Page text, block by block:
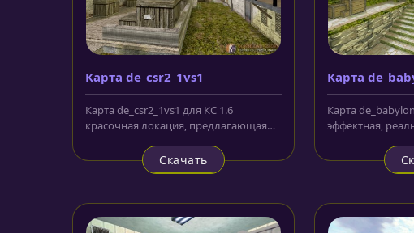
Карта de_csr2_1vs1
Карта de_csr2_1vs1 для КС 1.6
красочная локация, предлагающая
Скачать
Карта
Карта
эффектная,
исполнения и...